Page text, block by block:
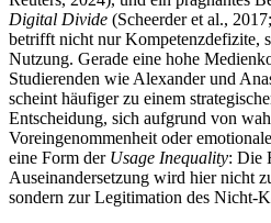
Digital Divide (Scheerder et al.,
betrifft nicht nur Kompetenzdefizite,
Nutzung. Gerade eine hohe
Studierenden wie Alexander und
scheint häufiger zu einem
Entscheidung, sich aufgrund von
Voreingenommenheit oder
eine Form der Usage Inequality: Die
Auseinandersetzung wird hier nicht
sondern zur Legitimation des Nicht-